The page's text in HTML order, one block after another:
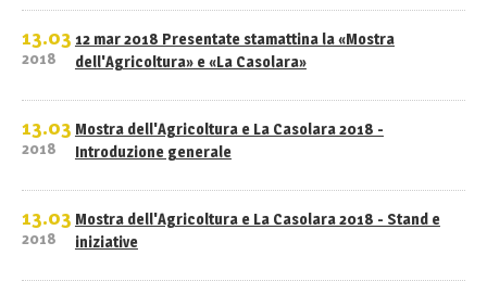
13.03
2018
12 mar 2018 Presentate stamattina la «Mostra
dell'Agricoltura» e «La Casolara»
13.03
2018
Mostra dell'Agricoltura e La Casolara 2018 -
Introduzione generale
13.03
2018
Mostra dell'Agricoltura e La Casolara 2018 - Stand e
iniziative